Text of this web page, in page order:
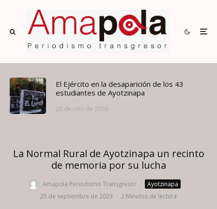
El Ejército en la desaparición de los 43
estudiantes de Ayotzinapa
23 de julio de 2026
La Normal Rural de Ayotzinapa un recinto
de memoria por su lucha
Amapola Periodismo Transgresor · Ayotzinapa
·
25 de septiembre de 2023 · 2 Minutos de lectura